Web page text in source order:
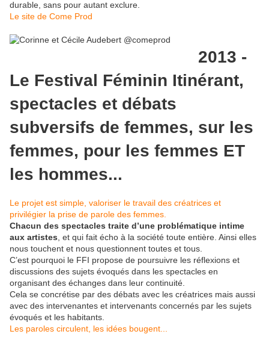
durable, sans pour autant exclure.
Le site de Come Prod
2013 -
Le Festival Féminin Itinérant,
spectacles et débats
subversifs de femmes, sur les
femmes, pour les femmes ET
les hommes...
Le projet est simple, valoriser le travail des créatrices et
privilégier la prise de parole des femmes.
Chacun des spectacles traite d’une problématique intime
aux artistes , et qui fait écho à la société toute entière. Ainsi elles
nous touchent et nous questionnent toutes et tous.
C’est pourquoi le FFI propose de poursuivre les réflexions et
discussions des sujets évoqués dans les spectacles en
organisant des échanges dans leur continuité.
Cela se concrétise par des débats avec les créatrices mais aussi
avec des intervenantes et intervenants concernés par les sujets
évoqués et les habitants.
Les paroles circulent, les idées bougent...